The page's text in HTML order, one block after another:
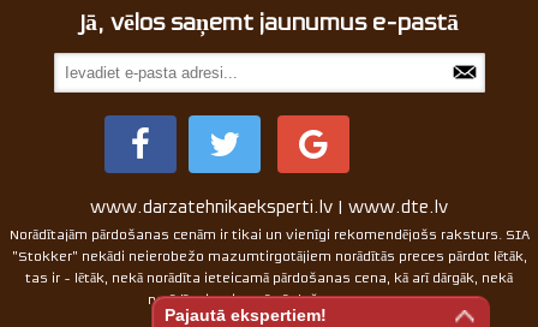
Jā, vēlos saņemt jaunumus e-pastā
www.darzatehnikaeksperti.lv | www.dte.lv
Norādītajām pārdošanas cenām ir tikai un vienīgi rekomendējošs raksturs. SIA
"Stokker" nekādi neierobežo mazumtirgotājiem norādītās preces pārdot lētāk,
tas ir - lētāk, nekā norādīta ieteicamā pārdošanas cena, kā arī dārgāk, nekā
norādīta ieteicamā pārdošanas cena.
Pajautā ekspertiem!